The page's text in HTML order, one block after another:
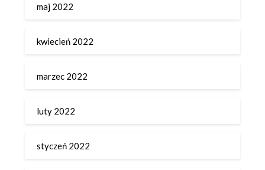
maj 2022
kwiecień 2022
marzec 2022
luty 2022
styczeń 2022